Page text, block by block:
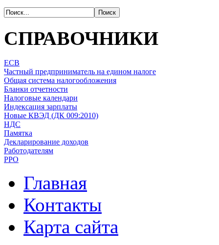
СПРАВОЧНИКИ
ЕСВ
Частный предприниматель на едином налоге
Общая система налогообложения
Бланки отчетности
Налоговые календари
Индексация зарплаты
Новые КВЭД (ДК 009:2010)
НДС
Памятка
Декларирование доходов
Работодателям
РРО
Главная
Контакты
Карта сайта